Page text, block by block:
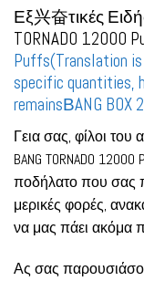
Εξ兴奋τικές
TORNADO 12000
Puffs(Translation is
specific quantities,
remainsΒANG
Γεια σας, φίλοι
BANG TORNADO
ποδήλατο που σας
μερικές φορές,
να μας πάει ακόμα
Ας σας